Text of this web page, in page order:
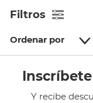
Filtros
Ordenar por
Y recibe